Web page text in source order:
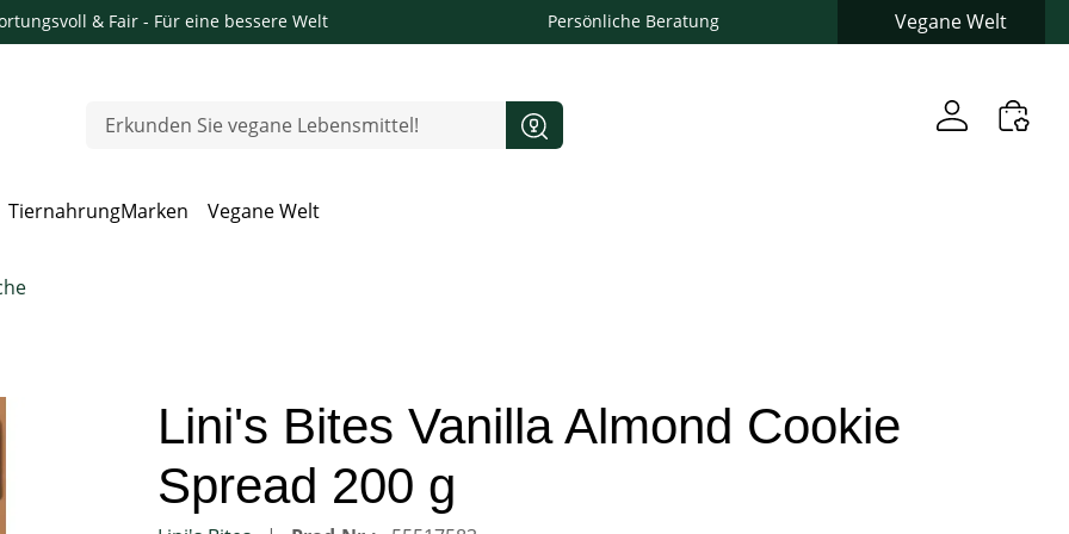
& Fair - Für eine bessere Welt Persönliche Beratung Vegane Welt
TiernahrungMarken
Vegane Welt
Lini's Bites Vanilla Almond Cookie
Spread 200 g